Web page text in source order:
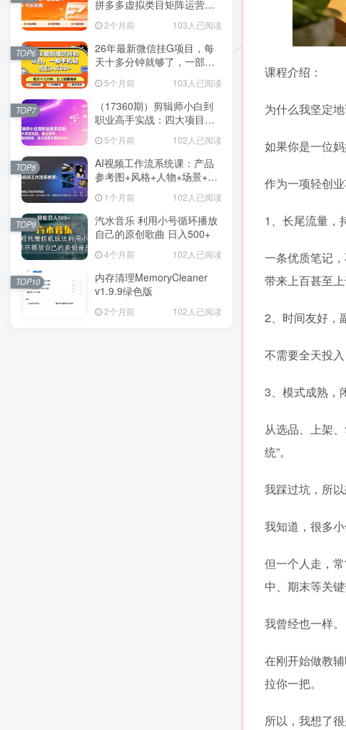
课程介绍：
为什么我坚定
如果你是一位
作为一项轻创
1、长尾流量，
一条优质笔记
带来上百甚至上
2、时间友好，
不需要全天投
3、模式成熟，
从选品、上架
统”。
我踩过坑，所
我知道，很多
但一个人走，
中、期末等关
我曾经也一样。
在刚开始做教
拉你一把。
所以，我想了
拼多多虚拟类目矩阵运营全
攻略，轻松日入 1K 可长期
做2个月前 103人已阅读
26年最新微信挂G项目，每
天十多分钟就够了，一部手
5个月前 103人已阅读
TOP6
（17360期）剪辑师小白到
职业高手实战：四大项目实
型，助力实现月薪8000+
5个月前 102人已阅读
TOP7
AI视频工作流系统课：产品
参考图+风格+人物+场景+分
统，稳定产出高质量视频
1个月前 102人已阅读
TOP8
汽水音乐 利用小号循环播放
自己的原创歌曲 日入500+
4个月前 102人已阅读
TOP9
内存清理MemoryCleaner
v1.9.9绿色版
2个月前 102人已阅读
TOP10